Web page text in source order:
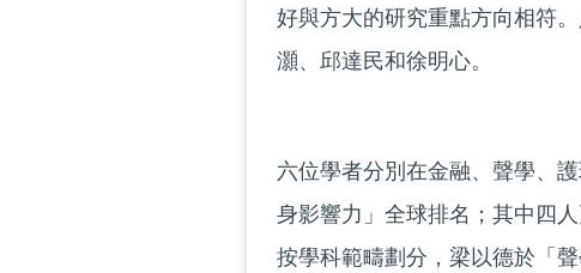
好與方大的研究重點方向相符
灝、邱達民和徐明心。
六位學者分別在金融、聲學、
身影響力」全球排名；其中四
按學科範疇劃分，梁以德於「